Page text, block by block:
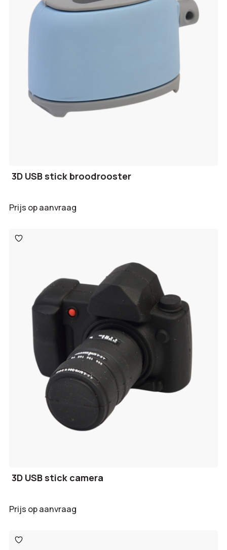
3D USB stick broodrooster
Prijs op aanvraag
Toevoegen
aan
3D USB stick camera
Prijs op aanvraag
Toevoegen
aan